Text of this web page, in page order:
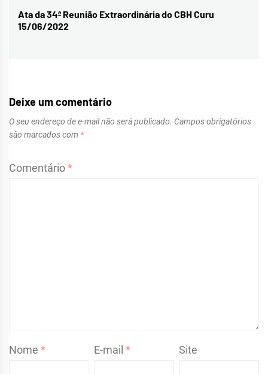
Next
post:
Ata da 34ª Reunião Extraordinária do CBH Curu
15/06/2022
Deixe um comentário
O seu endereço de e-mail não será publicado. Campos obrigatórios
são marcados com *
Comentário*
Nome * E-mail* Site